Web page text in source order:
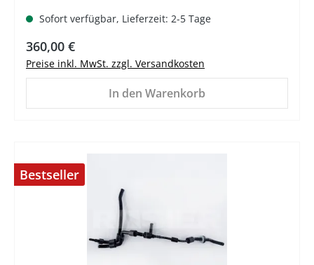
Sofort verfügbar, Lieferzeit: 2-5 Tage
Regulärer Preis:
360,00 €
Preise inkl. MwSt. zzgl. Versandkosten
In den Warenkorb
Bestseller